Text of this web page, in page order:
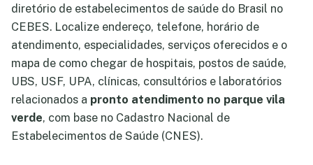
diretório de estabelecimentos de saúde do Brasil no
CEBES. Localize endereço, telefone, horário de
atendimento, especialidades, serviços oferecidos e o
mapa de como chegar de hospitais, postos de saúde,
UBS, USF, UPA, clínicas, consultórios e laboratórios
relacionados a pronto atendimento no parque vila
verde, com base no Cadastro Nacional de
Estabelecimentos de Saúde (CNES).